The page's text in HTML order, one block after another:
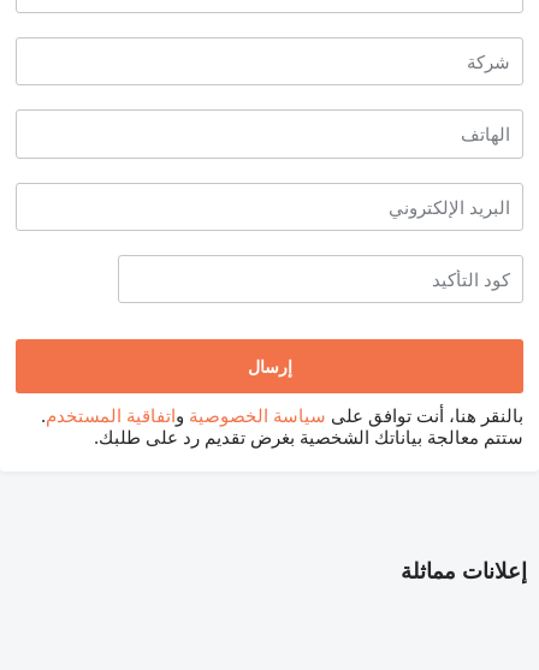
بالنقر هنا، أنت توافق على سياسة الخصوصية واتفاقية المستخدم.
ستتم معالجة بياناتك الشخصية بغرض تقديم رد على طلبك.
إعلانات مماثلة